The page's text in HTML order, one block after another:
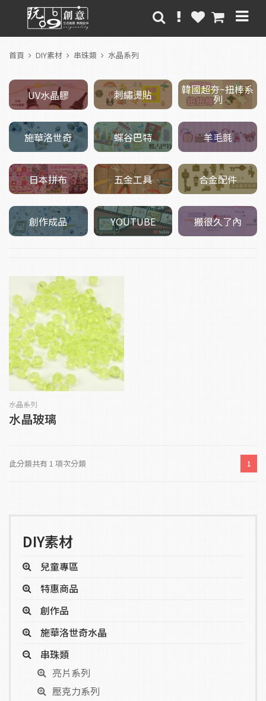
首頁 DIY素材 串珠類 水晶系列
UV水晶膠 刺繡燙貼 韓國超夯~扭棒系
列
施華洛世奇 蝶谷巴特 羊毛氈
日本拼布 五金工具 合金配件
創作成品 YOUTUBE 搬很久了內
水晶系列
水晶玻璃
此分類共有 1 項次分類 1
DIY素材
兒童專區
特惠商品
創作品
施華洛世奇水晶
串珠類
亮片系列
壓克力系列